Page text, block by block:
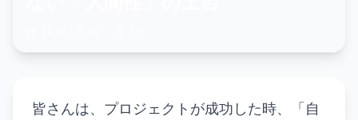
皆さんは、プロジェクトが成功した時、「自